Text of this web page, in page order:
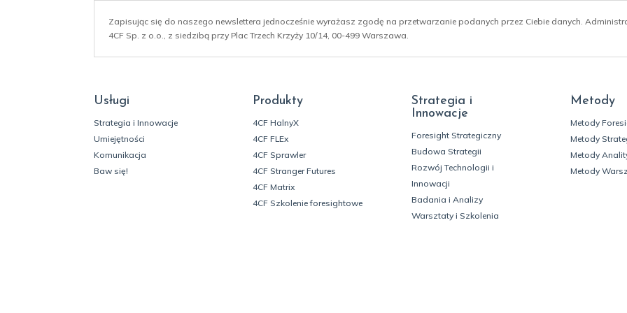
Zapisując się do naszego newslettera jednocześnie wyrażasz zgodę na przetwarzanie podanych przez Ciebie danych.
4CF Sp. z o.o., z siedzibą przy Plac Trzech Krzyży 10/14, 00-499 Warszawa.
Usługi
Strategia i Innowacje
Umiejętności
Komunikacja
Baw się!
Produkty
4CF HalnyX
4CF FLEx
4CF Sprawler
4CF Stranger Futures
4CF Matrix
4CF Szkolenie foresightowe
Strategia i
Innowacje
Foresight Strategiczny
Budowa Strategii
Rozwój Technologii i
Innowacji
Badania i Analizy
Warsztaty i Szkolenia
Metody
Metody
Metody
Metody
Metody